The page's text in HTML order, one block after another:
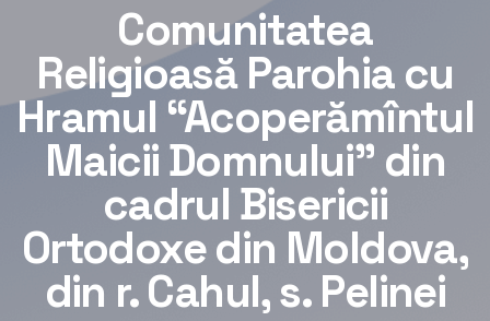
Comunitatea
Religioasă Parohia cu
Hramul “Acoperămîntul
Maicii Domnului” din
cadrul Bisericii
Ortodoxe din Moldova,
din r. Cahul, s. Pelinei